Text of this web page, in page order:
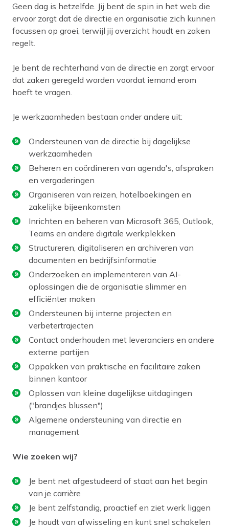
Geen dag is hetzelfde. Jij bent de spin in het web die
ervoor zorgt dat de directie en organisatie zich kunnen
focussen op groei, terwijl jij overzicht houdt en zaken
regelt.
Je bent de rechterhand van de directie en zorgt ervoor
dat zaken geregeld worden voordat iemand erom
hoeft te vragen.
Je werkzaamheden bestaan onder andere uit:
Ondersteunen van de directie bij dagelijkse
werkzaamheden
Beheren en coördineren van agenda's, afspraken
en vergaderingen
Organiseren van reizen, hotelboekingen en
zakelijke bijeenkomsten
Inrichten en beheren van Microsoft 365, Outlook,
Teams en andere digitale werkplekken
Structureren, digitaliseren en archiveren van
documenten en bedrijfsinformatie
Onderzoeken en implementeren van AI-
oplossingen die de organisatie slimmer en
efficiënter maken
Ondersteunen bij interne projecten en
verbetertrajecten
Contact onderhouden met leveranciers en andere
externe partijen
Oppakken van praktische en facilitaire zaken
binnen kantoor
Oplossen van kleine dagelijkse uitdagingen
("brandjes blussen")
Algemene ondersteuning van directie en
management
Wie zoeken wij?
Je bent net afgestudeerd of staat aan het begin
van je carrière
Je bent zelfstandig, proactief en ziet werk liggen
Je houdt van afwisseling en kunt snel schakelen